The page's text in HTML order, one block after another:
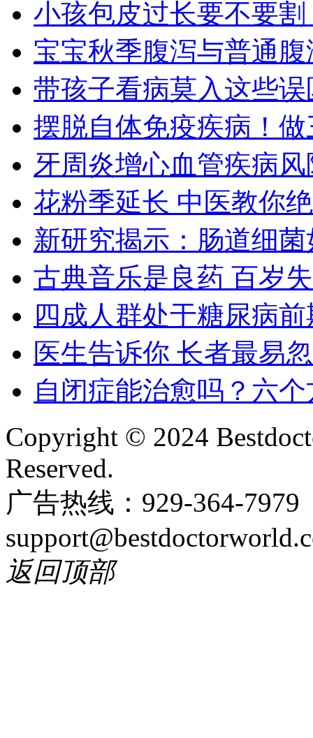
小孩包皮过长要不要割
宝宝秋季腹泻与普通
带孩子看病莫入这些误
摆脱自体免疫疾病！
牙周炎增心血管疾病
花粉季延长 中医教你
新研究揭示：肠道细
古典音乐是良药 百岁
四成人群处于糖尿病
医生告诉你 长者最易
自闭症能治愈吗？六
Copyright © 2024
Reserved.
广告热线：929-364-
返回顶部